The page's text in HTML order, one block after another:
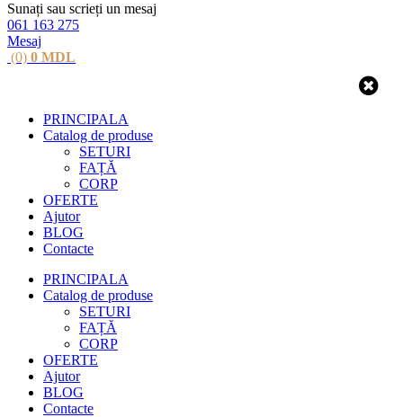
Sunați sau scrieți un mesaj
061 163 275
Mesaj
(0) 0 MDL
PRINCIPALA
Catalog de produse
SETURI
FAȚĂ
CORP
OFERTE
Ajutor
BLOG
Contacte
PRINCIPALA
Catalog de produse
SETURI
FAȚĂ
CORP
OFERTE
Ajutor
BLOG
Contacte